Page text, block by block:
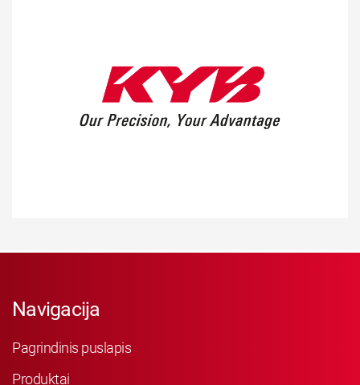
Navigacija
Pagrindinis puslapis
Produktai